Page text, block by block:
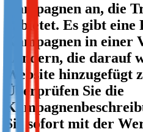
Not already our Publisher?
Sign up here
Kampagnen an, die
anbietet. Es gibt eine
Kampagnen in einer
Ländern, die darauf
Website hinzugefügt
Überprüfen Sie die
Sie sofort mit der